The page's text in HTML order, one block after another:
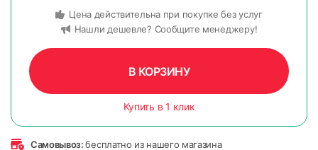
Цена действительна при покупке без услуг
Нашли дешевле? Сообщите менеджеру!
В КОРЗИНУ
Купить в 1 клик
Самовывоз:бесплатно из нашего магазина